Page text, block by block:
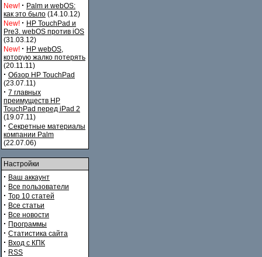
New! · Palm и webOS:
как это было (14.10.12)
New! · HP TouchPad и
Pre3. webOS против iOS
(31.03.12)
New! · HP webOS,
которую жалко потерять
(20.11.11)
· Обзор HP TouchPad
(23.07.11)
· 7 главных
преимуществ HP
TouchPad перед iPad 2
(19.07.11)
· Секретные материалы
компании Palm
(22.07.06)
Настройки
· Ваш аккаунт
· Все пользователи
· Top 10 статей
· Все статьи
· Все новости
· Программы
· Статистика сайта
· Вход с КПК
· RSS